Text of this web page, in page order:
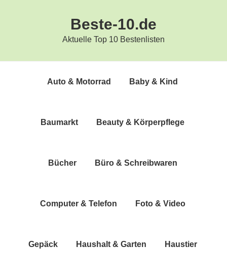
Beste-10.de
Aktuelle Top 10 Bestenlisten
Auto & Motorrad Baby & Kind
Bau­markt Beau­ty & Körperpflege
Bücher Büro & Schreibwaren
Com­pu­ter & Telefon Foto & Video
Gepäck Haus­halt & Garten Haus­tier